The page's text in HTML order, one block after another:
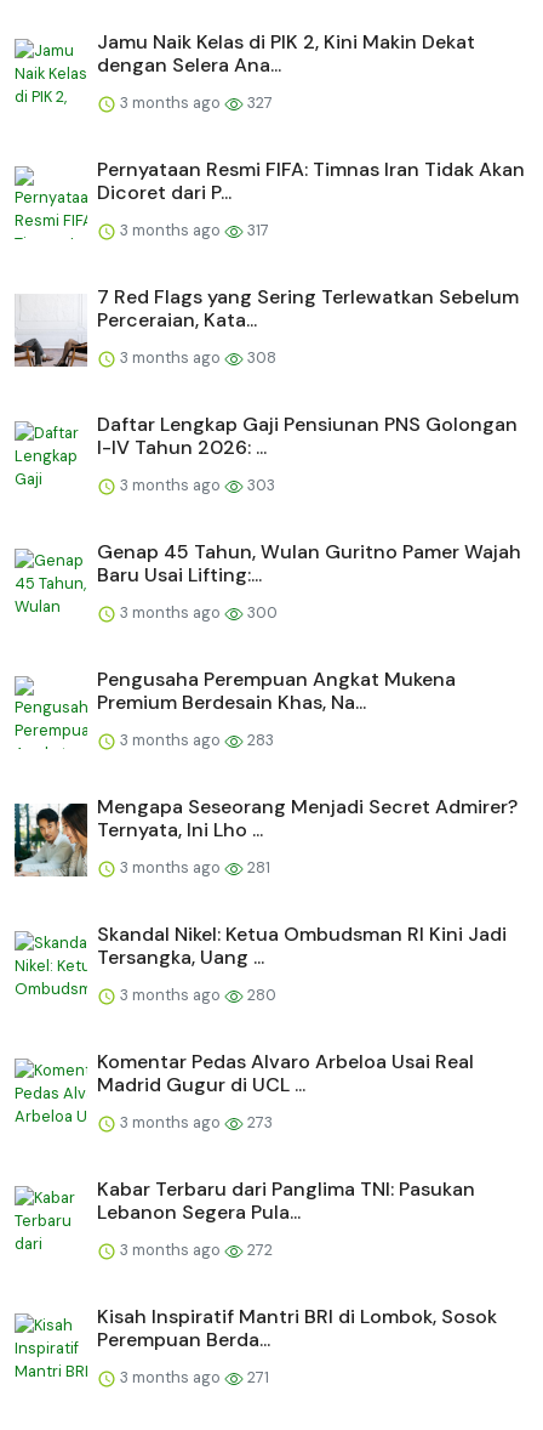
Jamu Naik Kelas di PIK 2, Kini Makin Dekat
dengan Selera Ana...
3 months ago 327
Pernyataan Resmi FIFA: Timnas Iran Tidak Akan
Dicoret dari P...
3 months ago 317
7 Red Flags yang Sering Terlewatkan Sebelum
Perceraian, Kata...
3 months ago 308
Daftar Lengkap Gaji Pensiunan PNS Golongan
I-IV Tahun 2026: ...
3 months ago 303
Genap 45 Tahun, Wulan Guritno Pamer Wajah
Baru Usai Lifting:...
3 months ago 300
Pengusaha Perempuan Angkat Mukena
Premium Berdesain Khas, Na...
3 months ago 283
Mengapa Seseorang Menjadi Secret Admirer?
Ternyata, Ini Lho ...
3 months ago 281
Skandal Nikel: Ketua Ombudsman RI Kini Jadi
Tersangka, Uang ...
3 months ago 280
Komentar Pedas Alvaro Arbeloa Usai Real
Madrid Gugur di UCL ...
3 months ago 273
Kabar Terbaru dari Panglima TNI: Pasukan
Lebanon Segera Pula...
3 months ago 272
Kisah Inspiratif Mantri BRI di Lombok, Sosok
Perempuan Berda...
3 months ago 271